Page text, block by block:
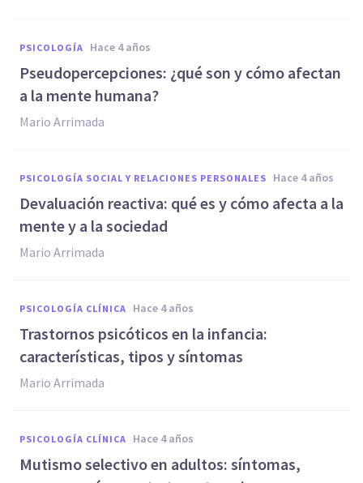
PSICOLOGÍA hace 4 años
Pseudopercepciones: ¿qué son y cómo afectan
a la mente humana?
Mario Arrimada
PSICOLOGÍA SOCIAL Y RELACIONES PERSONALES hace 4 años
Devaluación reactiva: qué es y cómo afecta a la
mente y a la sociedad
Mario Arrimada
PSICOLOGÍA CLÍNICA hace 4 años
Trastornos psicóticos en la infancia:
características, tipos y síntomas
Mario Arrimada
PSICOLOGÍA CLÍNICA hace 4 años
Mutismo selectivo en adultos: síntomas,